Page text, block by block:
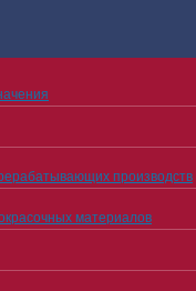
производств
материалов